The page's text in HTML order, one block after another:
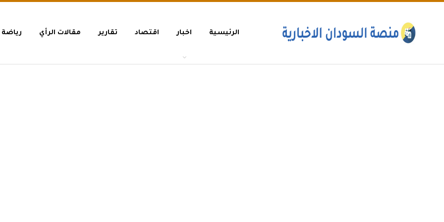
الرئيسية اخبار اقتصاد تقارير مقالات الرأي رياضة